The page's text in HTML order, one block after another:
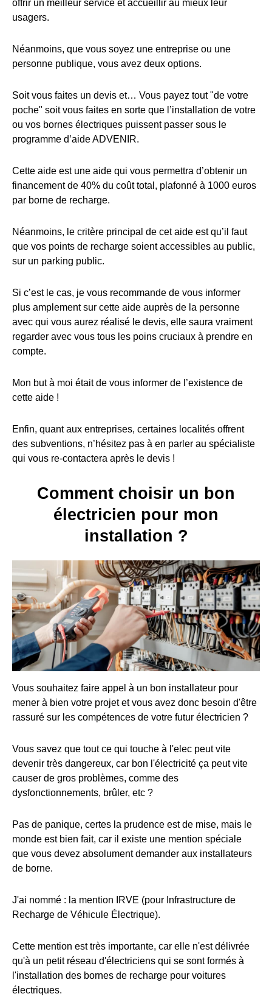
offrir un meilleur service et accueillir au mieux leur
usagers.
Néanmoins, que vous soyez une entreprise ou une
personne publique, vous avez deux options.
Soit vous faites un devis et… Vous payez tout "de votre
poche" soit vous faites en sorte que l’installation de votre
ou vos bornes électriques puissent passer sous le
programme d’aide ADVENIR.
Cette aide est une aide qui vous permettra d’obtenir un
financement de 40% du coût total, plafonné à 1000 euros
par borne de recharge.
Néanmoins, le critère principal de cet aide est qu’il faut
que vos points de recharge soient accessibles au public,
sur un parking public.
Si c’est le cas, je vous recommande de vous informer
plus amplement sur cette aide auprès de la personne
avec qui vous aurez réalisé le devis, elle saura vraiment
regarder avec vous tous les poins cruciaux à prendre en
compte.
Mon but à moi était de vous informer de l’existence de
cette aide !
Enfin, quant aux entreprises, certaines localités offrent
des subventions, n’hésitez pas à en parler au spécialiste
qui vous re-contactera après le devis !
Comment choisir un bon
électricien pour mon
installation ?
Vous souhaitez faire appel à un bon installateur pour
mener à bien votre projet et vous avez donc besoin d'être
rassuré sur les compétences de votre futur électricien ?
Vous savez que tout ce qui touche à l'elec peut vite
devenir très dangereux, car bon l'électricité ça peut vite
causer de gros problèmes, comme des
dysfonctionnements, brûler, etc ?
Pas de panique, certes la prudence est de mise, mais le
monde est bien fait, car il existe une mention spéciale
que vous devez absolument demander aux installateurs
de borne.
J'ai nommé : la mention IRVE (pour Infrastructure de
Recharge de Véhicule Électrique).
Cette mention est très importante, car elle n'est délivrée
qu'à un petit réseau d'électriciens qui se sont formés à
l'installation des bornes de recharge pour voitures
électriques.